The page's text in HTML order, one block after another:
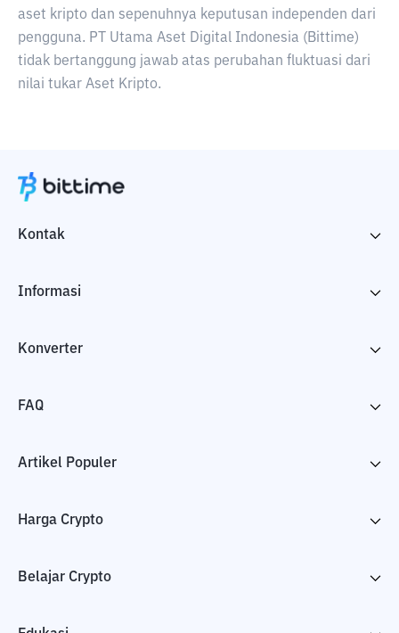
aset kripto dan sepenuhnya keputusan independen dari
pengguna. PT Utama Aset Digital Indonesia (Bittime)
tidak bertanggung jawab atas perubahan fluktuasi dari
nilai tukar Aset Kripto.
Kontak
Informasi
Konverter
FAQ
Artikel Populer
Harga Crypto
Belajar Crypto